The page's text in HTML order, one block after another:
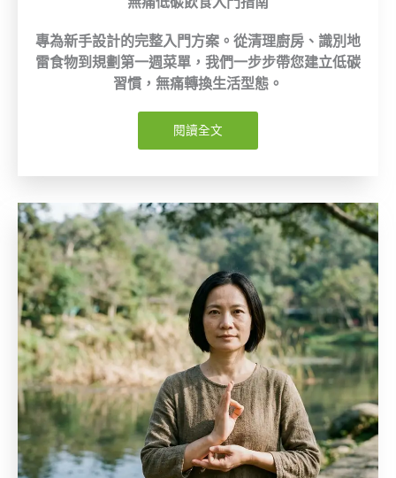
專為新手設計的完整入門方案。從清理廚房、識別地
雷食物到規劃第一週菜單，我們一步步帶您建立低碳
習慣，無痛轉換生活型態。
閱讀全文